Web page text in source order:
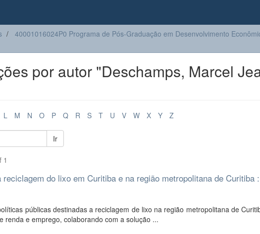
40001016024P0 Programa de Pós-Graduação em Desenvolvimento
por autor "Deschamps, Marcel
L M N O P Q R S T U V W X Y Z
Ir
1
do lixo em Curitiba e na região metropolitana de Curitiba :
públicas destinadas a reciclagem de lixo na região metropolitana de
renda e emprego, colaborando com a solução ...